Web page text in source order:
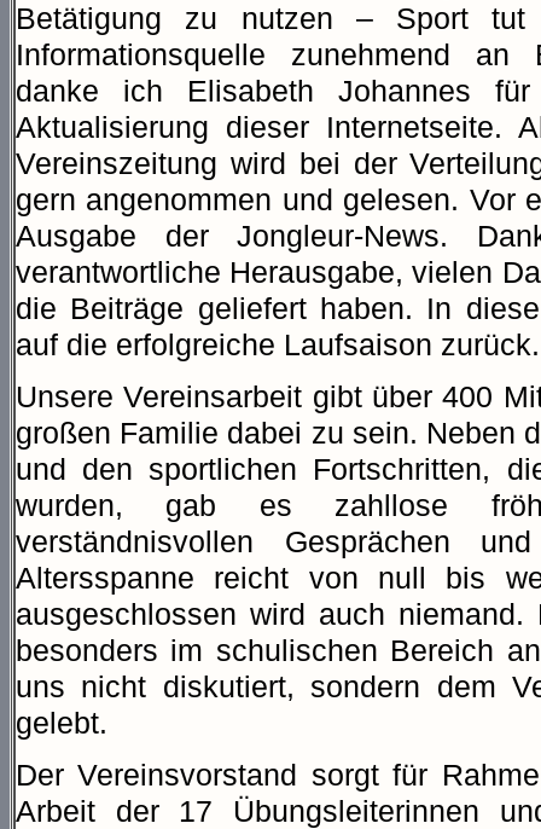
Betätigung zu nutzen – Sport
Informationsquelle zunehmend an
danke ich Elisabeth Johannes
Aktualisierung dieser Internetseite.
Vereinszeitung wird bei der
gern angenommen und gelesen. Vor
Ausgabe der Jongleur-News.
verantwortliche Herausgabe, vielen
die Beiträge geliefert haben. In
auf die erfolgreiche Laufsaison zurück.
Unsere Vereinsarbeit gibt über 400
großen Familie dabei zu sein. Neben
und den sportlichen Fortschritten,
wurden, gab es zahllose
verständnisvollen Gesprächen
Altersspanne reicht von null bis
ausgeschlossen wird auch
besonders im schulischen Bereich
uns nicht diskutiert, sondern dem
gelebt.
Der Vereinsvorstand sorgt für
Arbeit der 17 Übungsleiterinnen